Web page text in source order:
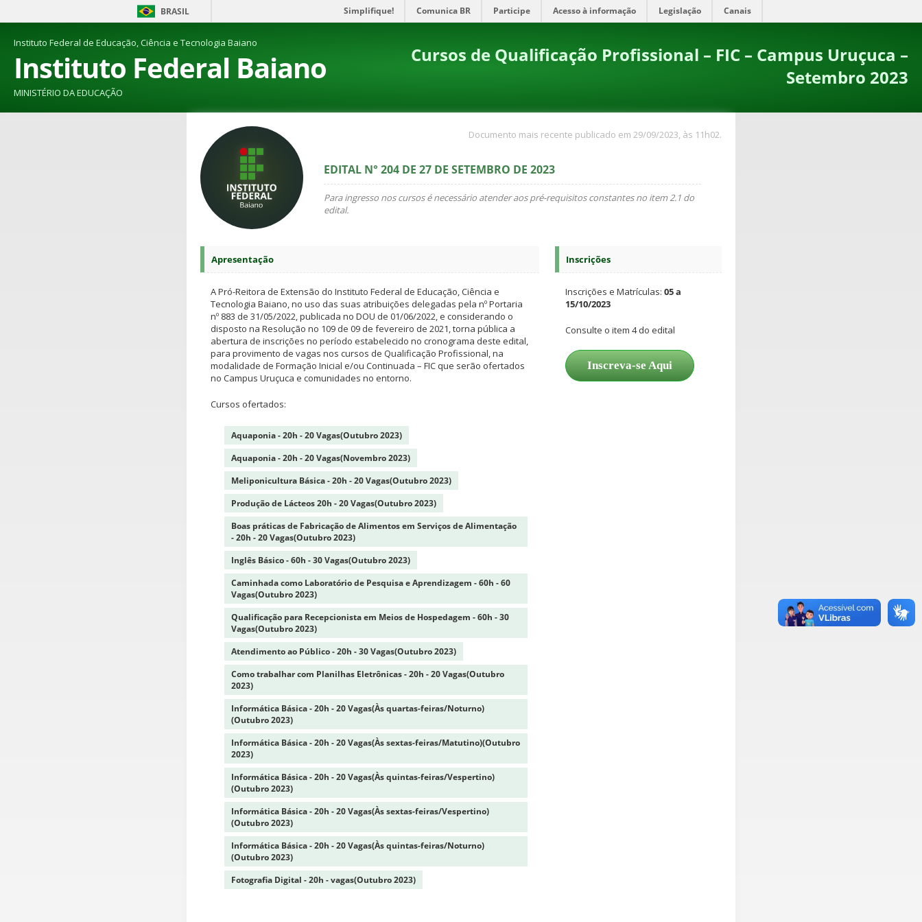
BRASIL Simplifique! Comunica BR Participe Acesso à informação Legislação Canais
Instituto Federal de Educação, Ciência e Tecnologia Baiano
Instituto Federal Baiano
MINISTÉRIO DA EDUCAÇÃO
Cursos de Qualificação Profissional – FIC – Campus Uruçuca –
Setembro 2023
Documento mais recente publicado em 29/09/2023, às 11h02.
EDITAL N° 204 DE 27 DE SETEMBRO DE 2023
Para ingresso nos cursos é necessário atender aos pré-requisitos constantes no item 2.1 do
edital.
Apresentação
A Pró-Reitora de Extensão do Instituto Federal de Educação, Ciência e
Tecnologia Baiano, no uso das suas atribuições delegadas pela nº Portaria
nº 883 de 31/05/2022, publicada no DOU de 01/06/2022, e considerando o
disposto na Resolução no 109 de 09 de fevereiro de 2021, torna pública a
abertura de inscrições no período estabelecido no cronograma deste edital,
para provimento de vagas nos cursos de Qualificação Profissional, na
modalidade de Formação Inicial e/ou Continuada – FIC que serão ofertados
no Campus Uruçuca e comunidades no entorno.
Cursos ofertados:
Aquaponia - 20h - 20 Vagas(Outubro 2023)
Aquaponia - 20h - 20 Vagas(Novembro 2023)
Meliponicultura Básica - 20h - 20 Vagas(Outubro 2023)
Produção de Lácteos 20h - 20 Vagas(Outubro 2023)
Boas práticas de Fabricação de Alimentos em Serviços de Alimentação
- 20h - 20 Vagas(Outubro 2023)
Inglês Básico - 60h - 30 Vagas(Outubro 2023)
Caminhada como Laboratório de Pesquisa e Aprendizagem - 60h - 60
Vagas(Outubro 2023)
Qualificação para Recepcionista em Meios de Hospedagem - 60h - 30
Vagas(Outubro 2023)
Atendimento ao Público - 20h - 30 Vagas(Outubro 2023)
Como trabalhar com Planilhas Eletrônicas - 20h - 20 Vagas(Outubro
2023)
Informática Básica - 20h - 20 Vagas(Às quartas-feiras/Noturno)
(Outubro 2023)
Informática Básica - 20h - 20 Vagas(Às sextas-feiras/Matutino)(Outubro
2023)
Informática Básica - 20h - 20 Vagas(Às quintas-feiras/Vespertino)
(Outubro 2023)
Informática Básica - 20h - 20 Vagas(Às sextas-feiras/Vespertino)
(Outubro 2023)
Informática Básica - 20h - 20 Vagas(Às quintas-feiras/Noturno)
(Outubro 2023)
Fotografia Digital - 20h - vagas(Outubro 2023)
Inscrições
Inscrições e Matrículas: 05 a
15/10/2023
Consulte o item 4 do edital
Inscreva-se Aqui